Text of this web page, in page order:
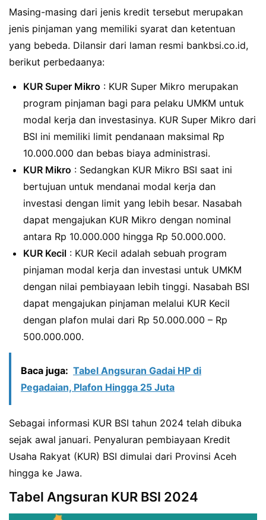
Masing-masing dari jenis kredit tersebut merupakan
jenis pinjaman yang memiliki syarat dan ketentuan
yang bebeda. Dilansir dari laman resmi bankbsi.co.id,
berikut perbedaanya:
KUR Super Mikro : KUR Super Mikro merupakan
program pinjaman bagi para pelaku UMKM untuk
modal kerja dan investasinya. KUR Super Mikro dari
BSI ini memiliki limit pendanaan maksimal Rp
10.000.000 dan bebas biaya administrasi.
KUR Mikro : Sedangkan KUR Mikro BSI saat ini
bertujuan untuk mendanai modal kerja dan
investasi dengan limit yang lebih besar. Nasabah
dapat mengajukan KUR Mikro dengan nominal
antara Rp 10.000.000 hingga Rp 50.000.000.
KUR Kecil : KUR Kecil adalah sebuah program
pinjaman modal kerja dan investasi untuk UMKM
dengan nilai pembiayaan lebih tinggi. Nasabah BSI
dapat mengajukan pinjaman melalui KUR Kecil
dengan plafon mulai dari Rp 50.000.000 – Rp
500.000.000.
Baca juga: Tabel Angsuran Gadai HP di
Pegadaian, Plafon Hingga 25 Juta
Sebagai informasi KUR BSI tahun 2024 telah dibuka
sejak awal januari. Penyaluran pembiayaan Kredit
Usaha Rakyat (KUR) BSI dimulai dari Provinsi Aceh
hingga ke Jawa.
Tabel Angsuran KUR BSI 2024